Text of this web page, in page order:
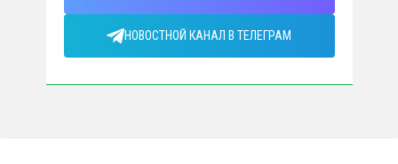
НОВОСТНОЙ КАНАЛ В ТЕЛЕГРАМ